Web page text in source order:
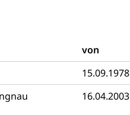
von
15.09.1978
16.04.2003
Angehörigen (WAS Luzern)